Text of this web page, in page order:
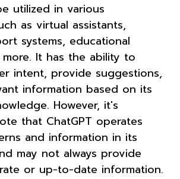
utilized in various
as virtual assistants,
systems, educational
It has the ability to
intent, provide suggestions,
information based on its
However, it's
that ChatGPT operates
and information in its
may not always provide
or up-to-date information.